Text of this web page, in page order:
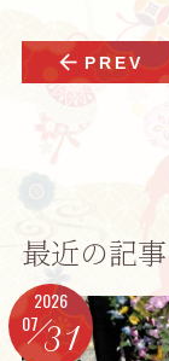
arrow_back PREV
最近の記事
2026
0731